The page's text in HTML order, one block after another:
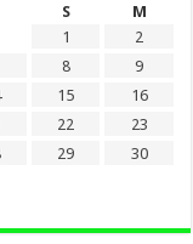
S
M
1
2
8
9
15
16
22
23
29
30